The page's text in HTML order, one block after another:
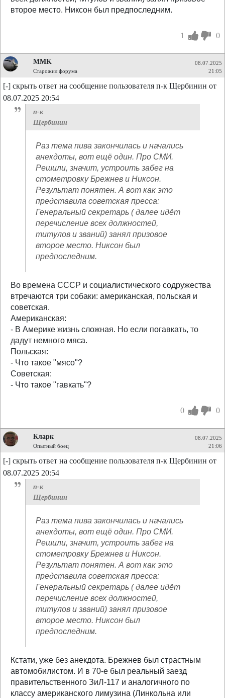
второе место. Никсон был предпоследним.
1 0
MMK
Старожил форума
08.07.2025
21:05
[-] скрыть ответ на сообщение пользователя п-к Щербинин от
08.07.2025 20:54
п-к
Щербинин
Раз тема пива закончилась и начались
анекдоты, вот ещё один. Про СМИ.
Решили, значит, устроить забег на
стометровку Брежнев и Никсон.
Результат понятен. А вот как это
представила советская пресса:
Генеральный секретарь ( далее идёт
перечисление всех должностей,
титулов и званий) занял призовое
второе место. Никсон был
предпоследним.
Во времена СССР и социалистического содружества
втречаются три собаки: американская, польская и
советская.
Американская:
- В Америке жизнь сложная. Но если погавкать, то
дадут немного мяса.
Польская:
- Что такое "мясо"?
Советская:
- Что такое "гавкать"?
0 0
Кларк
Опытный боец
08.07.2025
21:06
[-] скрыть ответ на сообщение пользователя п-к Щербинин от
08.07.2025 20:54
п-к
Щербинин
Раз тема пива закончилась и начались
анекдоты, вот ещё один. Про СМИ.
Решили, значит, устроить забег на
стометровку Брежнев и Никсон.
Результат понятен. А вот как это
представила советская пресса:
Генеральный секретарь ( далее идёт
перечисление всех должностей,
титулов и званий) занял призовое
второе место. Никсон был
предпоследним.
Кстати, уже без анекдота. Брежнев был страстным
автомобилистом. И в 70-е был реальный заезд
правительственного ЗиЛ-117 и аналогичного по
классу американского лимузина (Линкольна или